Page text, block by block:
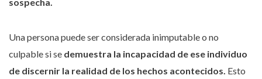
Una persona puede ser considerada inimputable o no
culpable si se demuestra la incapacidad de ese individuo
de discernir la realidad de los hechos acontecidos. Esto